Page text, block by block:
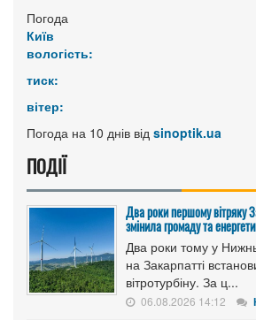
Погода
Київ
вологість:
тиск:
вітер:
Погода на 10 днів від sinoptik.ua
ПОДІЇ
Два роки першому вітряку
змінила громаду та
Два роки тому у
на Закарпатті
вітротурбіну. За ц...
06.08.2026 14:12